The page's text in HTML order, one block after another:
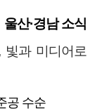
울산·경남 소식
빛과 미디어로
공 수순